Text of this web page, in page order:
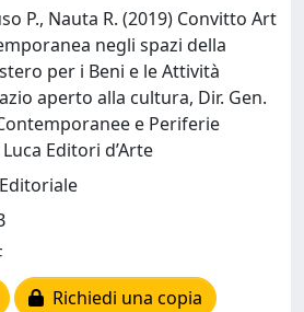
P., Nauta R. (2019) Convitto Art
negli spazi della
per i Beni e le Attività
aperto alla cultura, Dir. Gen.
e Periferie
Editori d’Arte
Richiedi una copia